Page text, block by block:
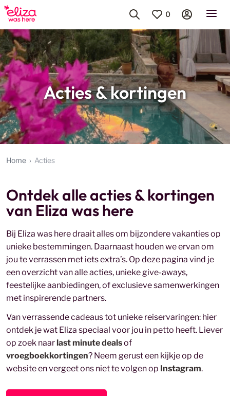
0
Acties & kortingen
Home Acties
Ontdek alle acties & kortingen
van Eliza was here
Bij Eliza was here draait alles om bijzondere vakanties op
unieke bestemmingen. Daarnaast houden we ervan om
jou te verrassen met iets extra’s. Op deze pagina vind je
een overzicht van alle acties, unieke give-aways,
feestelijke aanbiedingen, of exclusieve samenwerkingen
met inspirerende partners.
Van verrassende cadeaus tot unieke reiservaringen: hier
ontdek je wat Eliza speciaal voor jou in petto heeft. Liever
op zoek naarlast minute dealsof
vroegboekkortingen? Neem gerust een kijkje op de
website en vergeet ons niet te volgen op Instagram.